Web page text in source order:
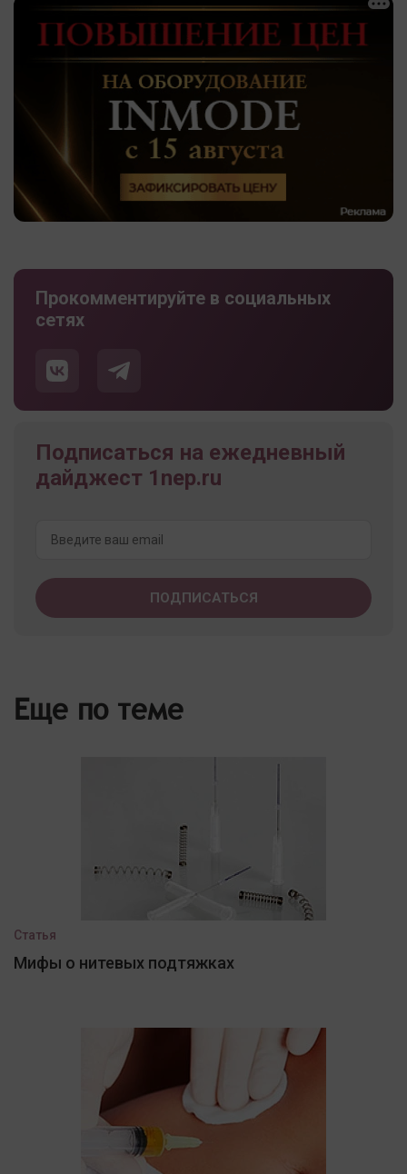
Прокомментируйте в социальных
сетях
Подписаться на ежедневный
дайджест 1nep.ru
Еще по теме
Статья
Мифы о нитевых подтяжках